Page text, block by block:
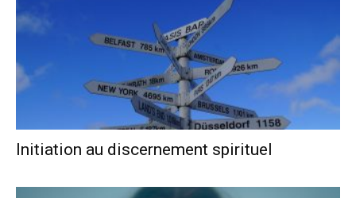
Initiation au discernement spirituel